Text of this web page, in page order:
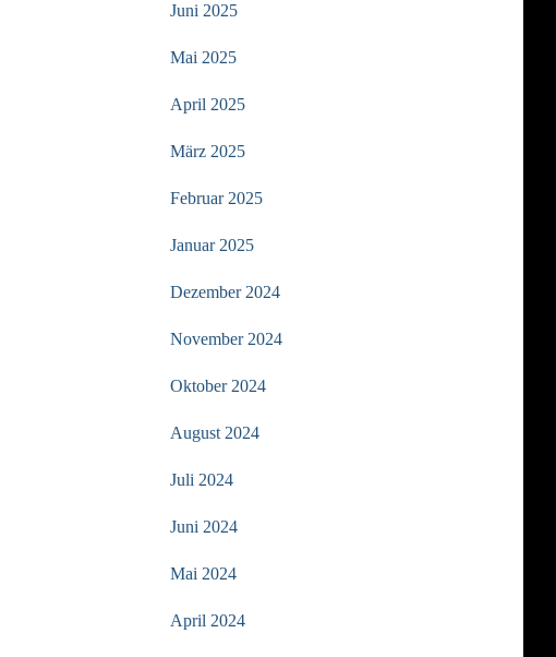
Juni 2025
Mai 2025
April 2025
März 2025
Februar 2025
Januar 2025
Dezember 2024
November 2024
Oktober 2024
August 2024
Juli 2024
Juni 2024
Mai 2024
April 2024